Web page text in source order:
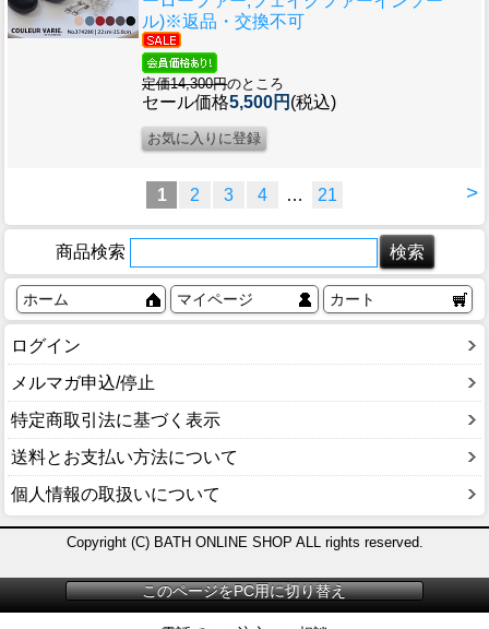
ル)※返品・交換不可
定価14,300円のところ
セール価格5,500円 (税込)
>
1 2 3 4 … 21
商品検索
ホーム マイページ カート
ログイン
メルマガ申込/停止
特定商取引法に基づく表示
送料とお支払い方法について
個人情報の取扱いについて
Copyright (C) BATH ONLINE SHOP ALL rights reserved.
このページをPC用に切り替え